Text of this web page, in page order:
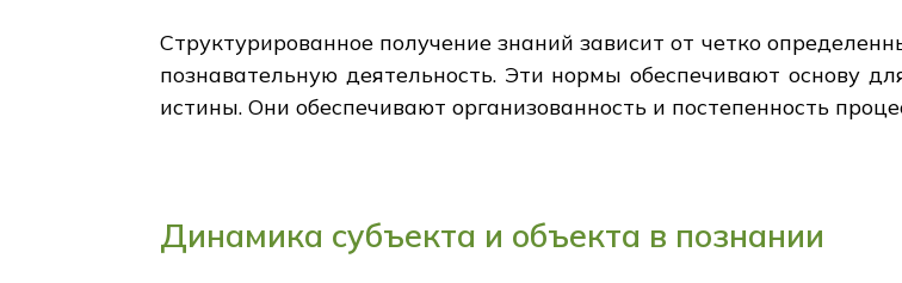
Структурированное получение знаний зависит от четко
познавательную деятельность. Эти нормы обеспечивают основу
истины. Они обеспечивают организованность и постепенность
Динамика субъекта и объекта в познании